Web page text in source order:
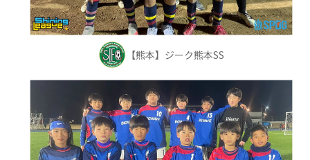
【熊本】ジーク熊本SS